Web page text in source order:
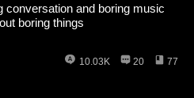
conversation and boring music
boring things
10.03K 20 77